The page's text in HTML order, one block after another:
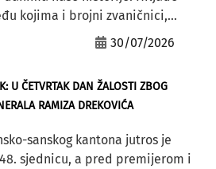
kojima i brojni zvaničnici,...
30/07/2026
U ČETVRTAK DAN ŽALOSTI ZBOG
RAMIZA DREKOVIĆA
sanskog kantona jutros je
sjednicu, a pred premijerom i